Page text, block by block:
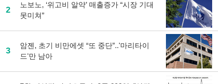
2
노보노, ‘위고비 알약’ 매출증가 “시장 기대
못미쳐”
3
암젠, 초기 비만에셋 “또 중단”..'마리타이
드'만 남아